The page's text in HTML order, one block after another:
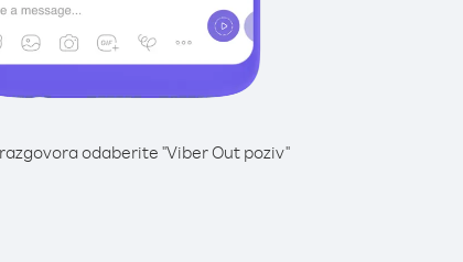
odaberite "Viber Out poziv"